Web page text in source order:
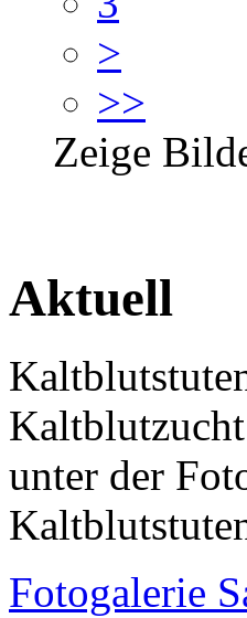
>
>>
Zeige
Aktuell
unter der
Fotogalerie